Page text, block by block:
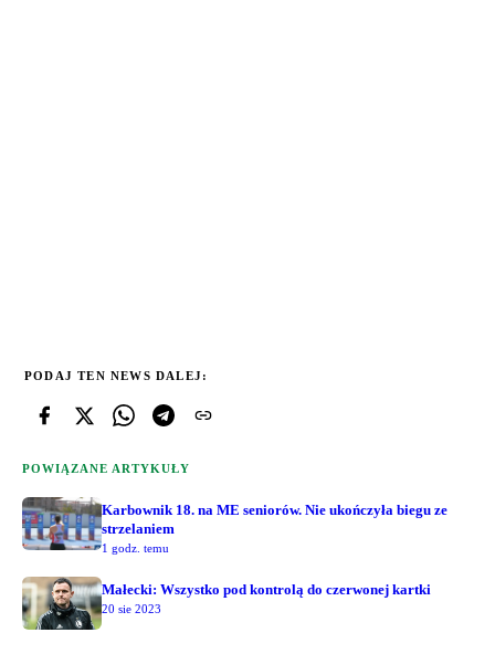
PODAJ TEN NEWS DALEJ:
POWIĄZANE ARTYKUŁY
Karbownik 18. na ME seniorów. Nie ukończyła biegu ze
strzelaniem
1 godz. temu
Małecki: Wszystko pod kontrolą do czerwonej kartki
20 sie 2023